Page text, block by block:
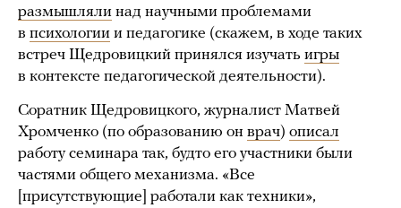
размышляли над научными проблемами
в психологии и педагогике (скажем, в ходе таких
встреч Щедровицкий принялся изучать игры
в контексте педагогической деятельности).
Соратник Щедровицкого, журналист Матвей
Хромченко (по образованию он врач) описал
работу семинара так, будто его участники были
частями общего механизма. «Все
[присутствующие] работали как техники»,